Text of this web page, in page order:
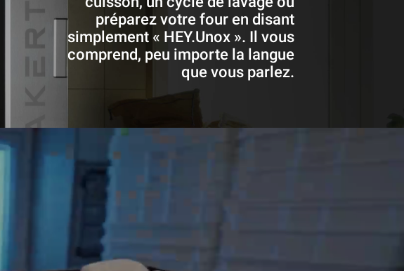
préparez votre four en disant
simplement « HEY.Unox ». Il vous
comprend, peu importe la langue
que vous parlez.